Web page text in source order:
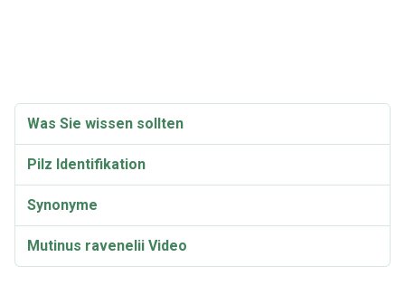
Was Sie wissen sollten
Pilz Identifikation
Synonyme
Mutinus ravenelii Video